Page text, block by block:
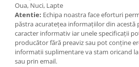
Oua, Nuci, Lapte
Atentie: Echipa noastra face eforturi
păstra acurateţea informaţiilor din acestă
caracter informativ iar unele specificaţii
producător fără preaviz sau pot conţine
informatii suplimentare va stam oricand
sau prin email.